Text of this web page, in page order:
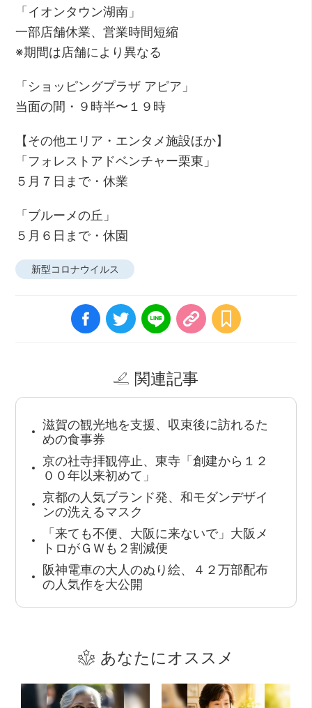
「イオンタウン湖南」
一部店舗休業、営業時間短縮
※期間は店舗により異なる
「ショッピングプラザ アピア」
当面の間・９時半〜１９時
【その他エリア・エンタメ施設ほか】
「フォレストアドベンチャー栗東」
５月７日まで・休業
「ブルーメの丘」
５月６日まで・休園
新型コロナウイルス
関連記事
滋賀の観光地を支援、収束後に訪れるた
めの食事券
京の社寺拝観停止、東寺「創建から１２
００年以来初めて」
京都の人気ブランド発、和モダンデザイ
ンの洗えるマスク
「来ても不便、大阪に来ないで」大阪メ
トロがＧＷも２割減便
阪神電車の大人のぬり絵、４２万部配布
の人気作を大公開
あなたにオススメ